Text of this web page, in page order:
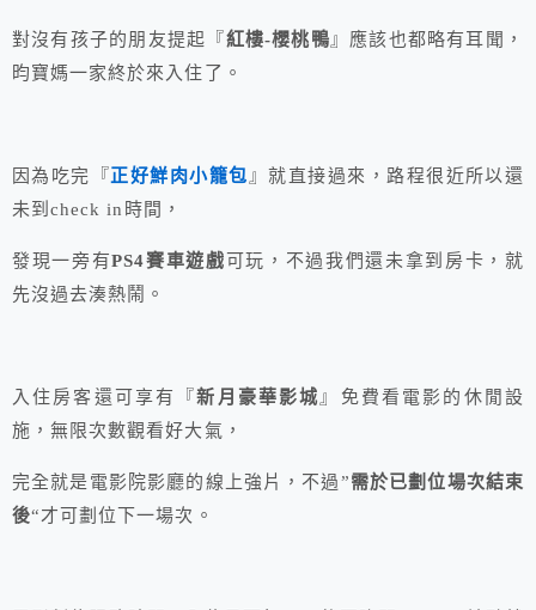
對沒有孩子的朋友提起『紅樓-櫻桃鴨』應該也都略有耳聞，
昀寶媽一家終於來入住了。
因為吃完『正好鮮肉小籠包』就直接過來，路程很近所以還
未到check in時間，
發現一旁有PS4賽車遊戲 可玩，不過我們還未拿到房卡，就
先沒過去湊熱鬧。
入住房客還可享有『新月豪華影城』免費看電影的休閒設
施，無限次數觀看好大氣，
完全就是電影院影廳的線上強片，不過”需於已劃位場次結束
後“才可劃位下一場次。